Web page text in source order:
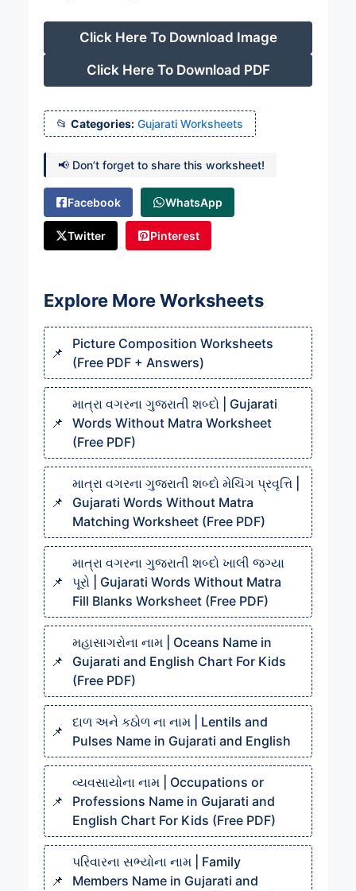
Click Here To Download Image
Click Here To Download PDF
Categories: Gujarati Worksheets
📢 Don’t forget to share this worksheet!
Facebook WhatsApp
Twitter Pinterest
Explore More Worksheets
Picture Composition Worksheets
(Free PDF + Answers)
માત્રા વગરના ગુજરાતી શબ્દો | Gujarati
Words Without Matra Worksheet
(Free PDF)
માત્રા વગરના ગુજરાતી શબ્દો મેચિંગ પ્રવૃત્તિ |
Gujarati Words Without Matra
Matching Worksheet (Free PDF)
માત્રા વગરના ગુજરાતી શબ્દો ખાલી જગ્યા
પૂરો | Gujarati Words Without Matra
Fill Blanks Worksheet (Free PDF)
મહાસાગરોના નામ | Oceans Name in
Gujarati and English Chart For Kids
(Free PDF)
દાળ અને કઠોળ ના નામ | Lentils and
Pulses Name in Gujarati and English
વ્યવસાયોના નામ | Occupations or
Professions Name in Gujarati and
English Chart For Kids (Free PDF)
પરિવારના સભ્યોના નામ | Family
Members Name in Gujarati and